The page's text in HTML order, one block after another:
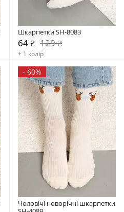
Шкарпетки SH-8083
64 ₴ 129 ₴
+ 1 колір
- 60%
Чоловічі новорічні шкарпетки